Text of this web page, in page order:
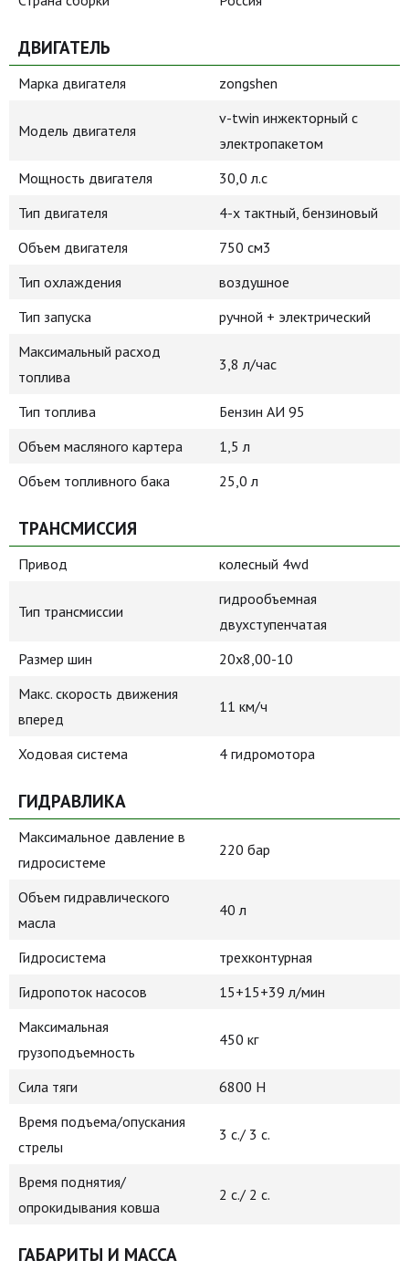
ДВИГАТЕЛЬ
Марка двигателя zongshen
Модель двигателя
v-twin инжекторный с
электропакетом
Мощность двигателя
30,0 л.с
Тип двигателя
4-х тактный, бензиновый
Объем двигателя
750 см3
Тип охлаждения
воздушное
Тип запуска
ручной + электрический
Максимальный расход
топлива
3,8 л/час
Тип топлива
Бензин АИ 95
Объем масляного картера
1,5 л
Объем топливного бака
25,0 л
ТРАНСМИССИЯ
Привод колесный 4wd
Тип трансмиссии
гидрообъемная
двухступенчатая
Размер шин
20х8,00-10
Макс. скорость движения
вперед
11 км/ч
Ходовая система 4 гидромотора
ГИДРАВЛИКА
Максимальное давление в
гидросистеме
220 бар
Объем гидравлического
масла
40 л
Гидросистема
трехконтурная
Гидропоток насосов
15+15+39 л/мин
Максимальная
грузоподъемность
450 кг
Сила тяги
6800 Н
Время подъема/опускания
стрелы
3 с./ 3 с.
Время поднятия/
опрокидывания ковша
2 с./ 2 с.
ГАБАРИТЫ И МАССА